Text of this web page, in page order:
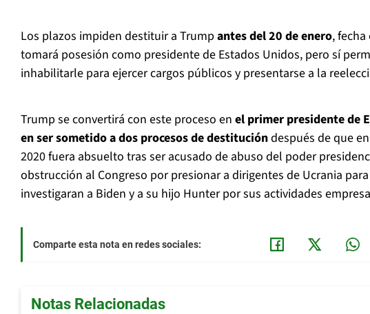
Los plazos impiden destituir a Trumpantes del 20 de enero,
tomará posesión como presidente de Estados Unidos, pero sí
inhabilitarle para ejercer cargos públicos y presentarse a la
Trump se convertirá con este proceso en el primer presidente de
en ser sometido a dos procesos de destitucióndespués de que
2020 fuera absuelto tras ser acusado de abuso del poder
obstrucción al Congreso por presionar a dirigentes de Ucrania
investigaran a Biden y a su hijo Hunter por sus actividades
Comparte esta nota en redes sociales:
Notas Relacionadas